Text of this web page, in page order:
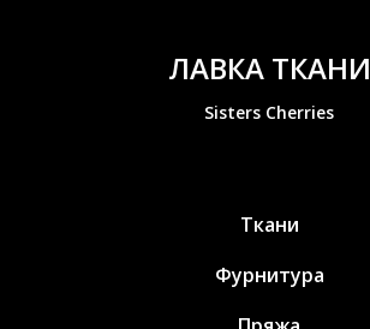
ЛАВКА ТКАНИ
Sisters Cherries
Ткани
Фурнитура